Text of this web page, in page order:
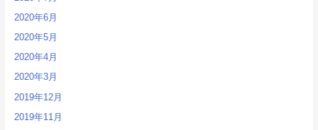
2020年6月
2020年5月
2020年4月
2020年3月
2019年12月
2019年11月